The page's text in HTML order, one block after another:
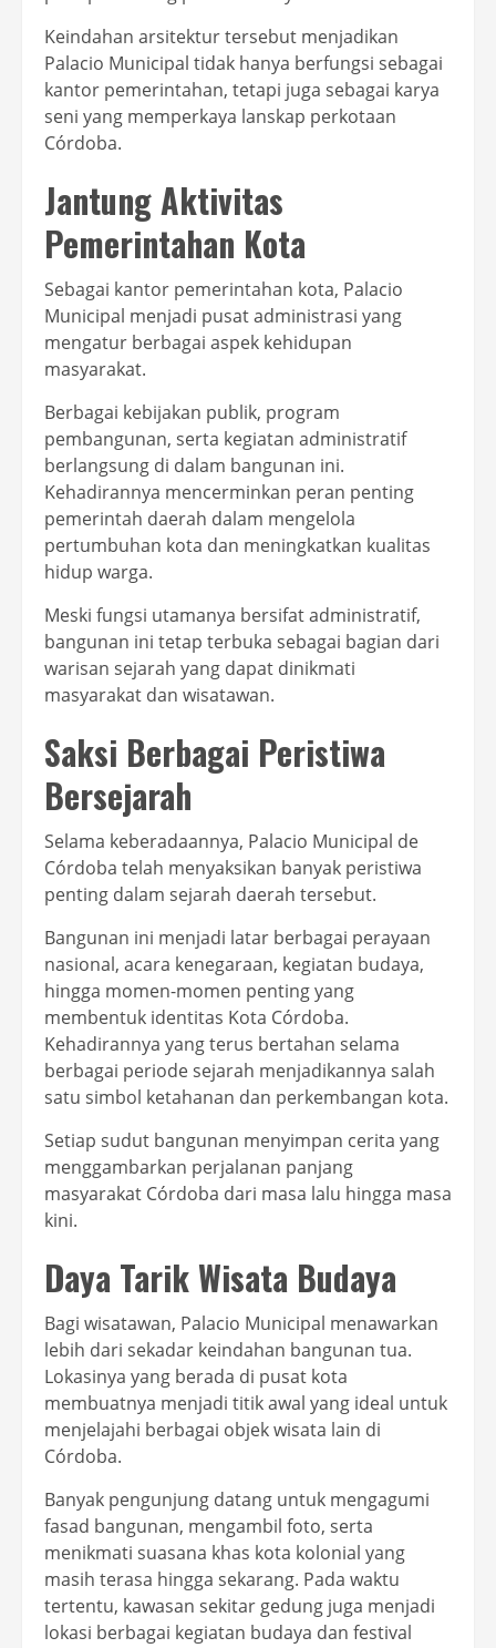
Keindahan arsitektur tersebut menjadikan
Palacio Municipal tidak hanya berfungsi sebagai
kantor pemerintahan, tetapi juga sebagai karya
seni yang memperkaya lanskap perkotaan
Córdoba.
Jantung Aktivitas
Pemerintahan Kota
Sebagai kantor pemerintahan kota, Palacio
Municipal menjadi pusat administrasi yang
mengatur berbagai aspek kehidupan
masyarakat.
Berbagai kebijakan publik, program
pembangunan, serta kegiatan administratif
berlangsung di dalam bangunan ini.
Kehadirannya mencerminkan peran penting
pemerintah daerah dalam mengelola
pertumbuhan kota dan meningkatkan kualitas
hidup warga.
Meski fungsi utamanya bersifat administratif,
bangunan ini tetap terbuka sebagai bagian dari
warisan sejarah yang dapat dinikmati
masyarakat dan wisatawan.
Saksi Berbagai Peristiwa
Bersejarah
Selama keberadaannya, Palacio Municipal de
Córdoba telah menyaksikan banyak peristiwa
penting dalam sejarah daerah tersebut.
Bangunan ini menjadi latar berbagai perayaan
nasional, acara kenegaraan, kegiatan budaya,
hingga momen-momen penting yang
membentuk identitas Kota Córdoba.
Kehadirannya yang terus bertahan selama
berbagai periode sejarah menjadikannya salah
satu simbol ketahanan dan perkembangan kota.
Setiap sudut bangunan menyimpan cerita yang
menggambarkan perjalanan panjang
masyarakat Córdoba dari masa lalu hingga masa
kini.
Daya Tarik Wisata Budaya
Bagi wisatawan, Palacio Municipal menawarkan
lebih dari sekadar keindahan bangunan tua.
Lokasinya yang berada di pusat kota
membuatnya menjadi titik awal yang ideal untuk
menjelajahi berbagai objek wisata lain di
Córdoba.
Banyak pengunjung datang untuk mengagumi
fasad bangunan, mengambil foto, serta
menikmati suasana khas kota kolonial yang
masih terasa hingga sekarang. Pada waktu
tertentu, kawasan sekitar gedung juga menjadi
lokasi berbagai kegiatan budaya dan festival